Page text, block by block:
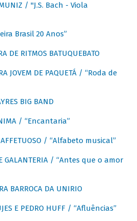
/ "J.S. Bach - Viola
Brasil 20 Anos”
DE RITMOS BATUQUEBATO
JOVEM DE PAQUETÁ / “Roda de
BIG BAND
/ “Encantaria”
AFFETUOSO / “Alfabeto musical”
GALANTERIA / “Antes que o amor
BARROCA DA UNIRIO
E PEDRO HUFF / “Afluências”